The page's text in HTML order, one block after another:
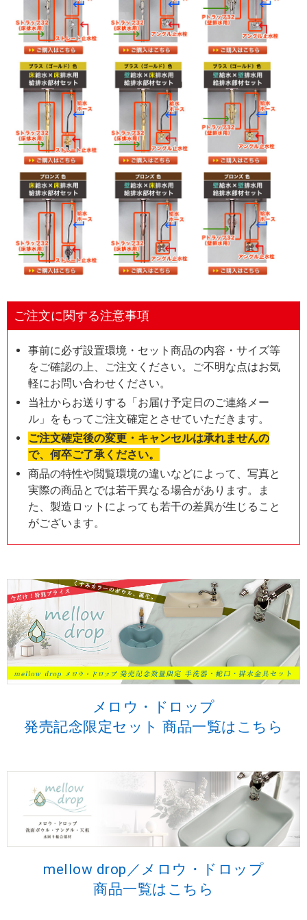
ご注文に関する注意事項
事前に必ず設置環境・セット商品の内容・サイズ等
をご確認の上、ご注文ください。ご不明な点はお気
軽にお問い合わせください。
当社からお送りする「お届け予定日のご連絡メー
ル」をもってご注文確定とさせていただきます。
ご注文確定後の変更・キャンセルは承れませんの
で、何卒ご了承ください。
商品の特性や閲覧環境の違いなどによって、写真と
実際の商品とでは若干異なる場合があります。ま
た、製造ロットによっても若干の差異が生じること
がございます。
メロウ・ドロップ
発売記念限定セット 商品一覧はこちら
mellow drop／メロウ・ドロップ
商品一覧はこちら